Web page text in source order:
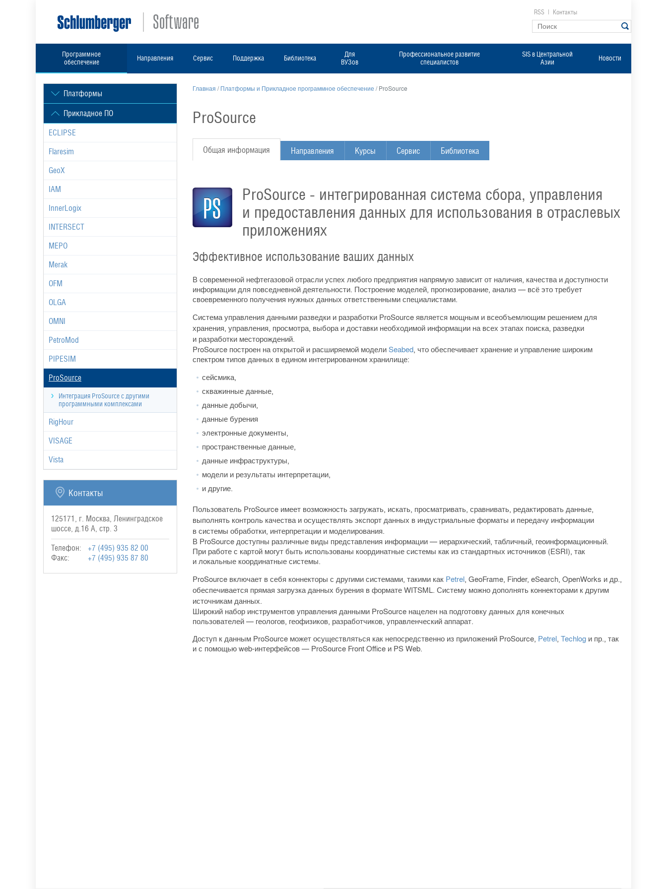
RSS Контакты
Программное
обеспечение
Направления Сервис Поддержка Библиотека
Для
ВУЗов
Профессиональное развитие
специалистов
SIS в Центральной
Азии
Новости
Платформы
Прикладное ПО
ECLIPSE
Flaresim
GeoX
IAM
InnerLogix
INTERSECT
MEPO
Merak
OFM
OLGA
OMNI
PetroMod
PIPESIM
ProSource
Интеграция ProSource c другими
программными комплексами
RigHour
VISAGE
Vista
Контакты
125171, г. Москва, Ленинградское
шоссе, д.16 А, стр. 3
Телефон:
+7 (495) 935 82 00
Факс:
+7 (495) 935 87 80
Главная /Платформы и Прикладное программное обеспечение /ProSource
ProSource
Общая информация Направления Курсы Сервис Библиотека
ProSource - интегрированная система сбора, управления
и предоставления данных для использования в отраслевых
приложениях
Эффективное использование ваших данных
В современной нефтегазовой отрасли успех любого предприятия напрямую зависит от наличия, качества и доступности
информации для повседневной деятельности. Построение моделей, прогнозирование, анализ — всё это требует
своевременного получения нужных данных ответственными специалистами.
Система управления данными разведки и разработки ProSource является мощным и всеобъемлющим решением для
хранения, управления, просмотра, выбора и доставки необходимой информации на всех этапах поиска, разведки
и разработки месторождений.
ProSource построен на открытой и расширяемой моделиSeabed, что обеспечивает хранение и управление широким
спектром типов данных в едином интегрированном хранилище:
сейсмика,
скважинные данные,
данные добычи,
данные бурения
электронные документы,
пространственные данные,
данные инфраструктуры,
модели и результаты интерпретации,
и другие.
Пользователь ProSource имеет возможность загружать, искать, просматривать, сравнивать, редактировать данные,
выполнять контроль качества и осуществлять экспорт данных в индустриальные форматы и передачу информации
в системы обработки, интерпретации и моделирования.
В ProSource доступны различные виды представления информации — иерархический, табличный, геоинформационный.
При работе с картой могут быть использованы координатные системы как из стандартных источников (ESRI), так
и локальные координатные системы.
ProSource включает в себя коннекторы с другими системами, такими как Petrel, GeoFrame, Finder, eSearch, OpenWorks и др.,
обеспечивается прямая загрузка данных бурения в формате WITSML. Систему можно дополнять коннекторами к другим
источникам данных.
Широкий набор инструментов управления данными ProSource нацелен на подготовку данных для конечных
пользователей — геологов, геофизиков, разработчиков, управленческий аппарат.
Доступ к данным ProSource может осуществляться как непосредственно из приложений ProSource, Petrel, Techlog и пр., так
и с помощьюweb-интерфейсов— ProSource Front Office и PS Web.